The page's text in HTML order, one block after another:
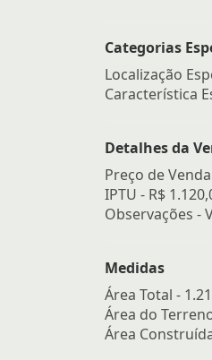
Categorias
Localização
Característica
Detalhes da
Preço de
IPTU - R$
Observações -
Medidas
Área Total -
Área do
Área